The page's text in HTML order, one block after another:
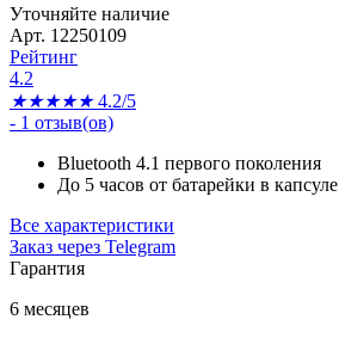
Уточняйте наличие
Арт. 12250109
Рейтинг
4.2
★★★★★ 4.2/5
- 1 отзыв(ов)
Bluetooth 4.1 первого поколения
До 5 часов от батарейки в капсуле
Все характеристики
Заказ через Telegram
Гарантия
6 месяцев